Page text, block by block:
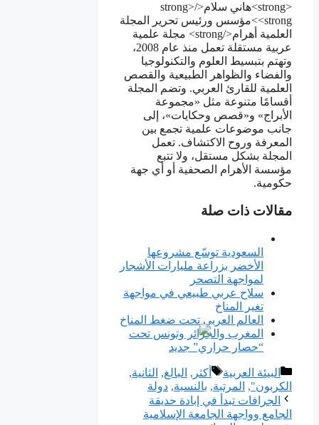
<strong>هاني سلام</strong>
<strong>مؤسس ورئيس تحرير المجلة
العلمية أهرام</strong> مجلة علمية
عربية مستقلة تعمل منذ عام 2008،
وتهتم بتبسيط العلوم والتكنولوجيا
والفضاء والظواهر الطبيعية والقصص
العلمية للقارئ العربي. وتضم المجلة
أقسامًا متنوعة مثل «مجموعة
الأبراج» و«قصص وحكايات»، إلى
جانب موضوعات علمية تجمع بين
المعرفة وروح الاكتشاف. تعمل
المجلة بشكل مستقل، ولا تتبع
مؤسسة الأهرام الصحفية أو أي جهة
حكومية.
مقالات ذات صلة
السعودية توسّع مشروعها
الأخضر بزراعة مليارات الأشجار
لمواجهة التصحر
سلاح عربي طبيعي في مواجهة
تغير المناخ
العالم العربي تحت ضغط المناخ
المغرب والجزائر وتونس تحت
“حصار حراري” جديد
التصنيفات
البيئة العربية الوسوم
أكثر , البالغ, الثانية,
الكربون", المرتبة, بالنسبة, دولة
الجرافات تبدأ في إبادة حديقة
الجامع وواجهة الجامعة الإسلامية